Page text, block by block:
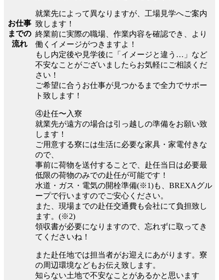
お仕事
までの
流れ
就業先によって異なりますが、工場見学へご案内
致します！
終業前に実際の職場、作業内容を確認でき、より
働くイメージがつきますよ！
もし内定後や見学後に「イメージと違う…」など
不安なことがございましたらお気軽にご相談くだ
さい！
ご希望に合うお仕事が見つかるまで全力でサポー
ト致します！
④赴任〜入寮
就業先が遠方の場合は引っ越しの準備をお願い致
します！
ご用意する寮には生活に必要な家具・家電付きな
ので、
事前に荷物を送付することで、赴任当日は必要最
低限の荷物のみでの赴任が可能です！
水道・ガス・電気の開栓準備(※1)も、BREXAグル
ープで行いますのでご安心ください。
また、現場までの赴任交通費も会社にて負担致し
ます。(※2)
領収書が必要になりますので、忘れずに取ってき
てくださいね！
また赴任地では担当者がお迎えにあがります。寮
の周辺環境などもお伝え致します。
知らない土地で不安なことがあるかと思います